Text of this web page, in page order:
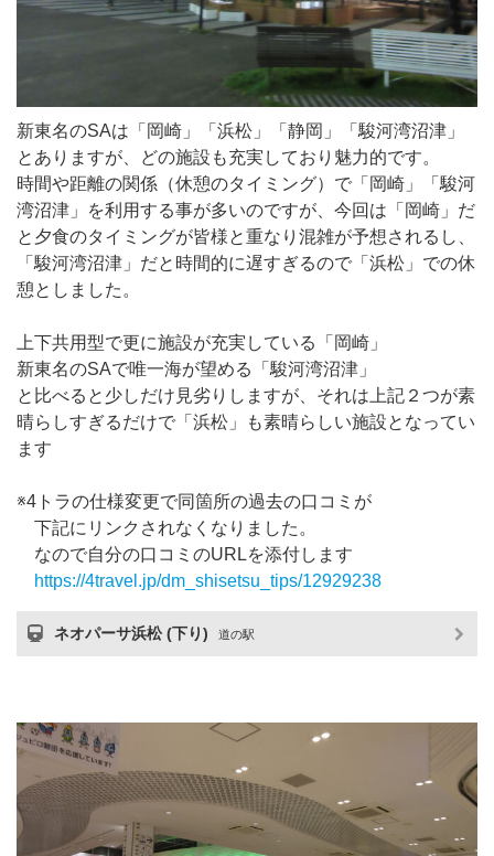
新東名のSAは「岡崎」「浜松」「静岡」「駿河湾沼津」
とありますが、どの施設も充実しており魅力的です。
時間や距離の関係（休憩のタイミング）で「岡崎」「駿河
湾沼津」を利用する事が多いのですが、今回は「岡崎」だ
と夕食のタイミングが皆様と重なり混雑が予想されるし、
「駿河湾沼津」だと時間的に遅すぎるので「浜松」での休
憩としました。
上下共用型で更に施設が充実している「岡崎」
新東名のSAで唯一海が望める「駿河湾沼津」
と比べると少しだけ見劣りしますが、それは上記２つが素
晴らしすぎるだけで「浜松」も素晴らしい施設となってい
ます
※4トラの仕様変更で同箇所の過去の口コミが
下記にリンクされなくなりました。
なので自分の口コミのURLを添付します
https://4travel.jp/dm_shisetsu_tips/12929238
ネオパーサ浜松 (下り) 道の駅